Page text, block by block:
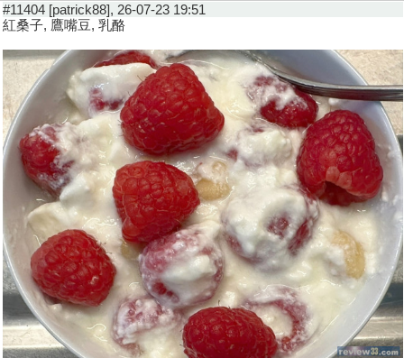
#11404 [patrick88], 26-07-23 19:51
紅桑子, 鷹嘴豆, 乳酪